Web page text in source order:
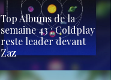
Top Albums de la
semaine 43 : Coldplay
reste leader devant
Zaz